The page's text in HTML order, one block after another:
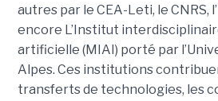
autres par le CEA-Leti, le CNRS,
encore L’Institut
artificielle (MIAI) porté par
Alpes. Ces institutions
transferts de technologies, les